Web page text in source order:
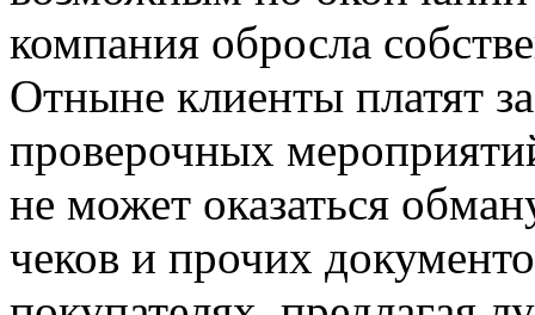
компания обросла
Отныне клиенты платят
проверочных
не может оказаться
чеков и прочих